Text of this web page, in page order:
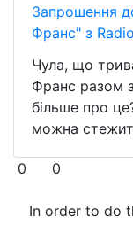
Запрошення
Франс" з
Чула, що
Франс разом
більше про
можна
0 0
In order to do